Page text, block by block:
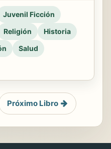
Juvenil Ficción
Religión
Historia
Salud
Próximo Libro